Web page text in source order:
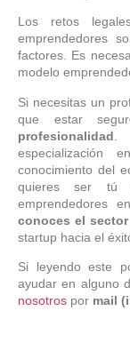
Los retos
emprendedores
factores. Es
modelo
Si necesitas un
que estar
profesionalidad .
especialización
conocimiento del
quieres ser tú
emprendedores
conoces el sector
startup hacia el
Si leyendo este
ayudar en alguno
nosotros por mail